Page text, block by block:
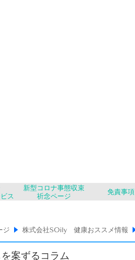
ス
新型コロナ事態収束
祈念ページ
免責事項
ジ 株式会社SOily 健康おススメ情報
案ずるコラム